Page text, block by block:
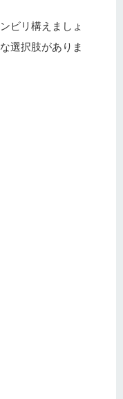
ビリ構えましょ
選択肢がありま